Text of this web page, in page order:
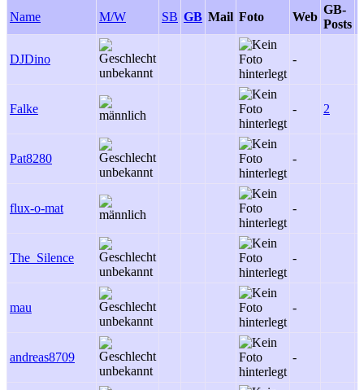
Name M/W SB GB Mail Foto Web
GB-
Posts
DJDino -
Falke - 2
Pat8280 -
flux-o-mat -
The_Silence -
mau -
andreas8709 -